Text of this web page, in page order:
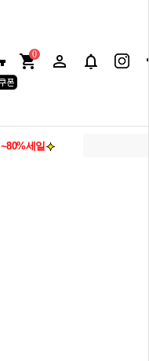
0
~80%세일